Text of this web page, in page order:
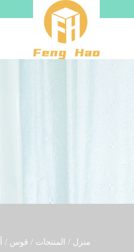
منزل / المنتجات / قوس /